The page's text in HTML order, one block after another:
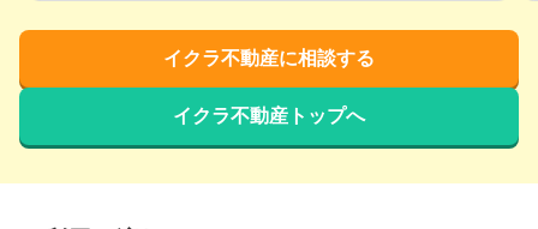
イクラ不動産に相談する
イクラ不動産トップへ